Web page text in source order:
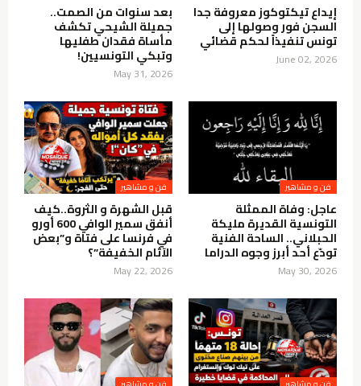
إيداع تيكتوكوز معروفة جدا
السجن فور وصولها إلى
تونس تنفيذاً لحكم قضائي
June 02, 2026
بعد سنوات من الصمت..
جميلة الشيحي تكشف
مأساة فقدان طفليها
وتبكي التونسيين!
May 31, 2026
فن و مشاهير
عاجل: وفاة الممثلة
التونسية القديرة مليكة
الحبلاني.. الساحة الفنية
تودّع أحد أبرز وجوه الدراما
May 30, 2026
فن و مشاهير
قبل الشهرة و الثروة..كيف
أنفق سمير الوافي 600 أورو
في فرنسا على فتاة و”بعض
الآثام الخفيفة”؟
May 22, 2026